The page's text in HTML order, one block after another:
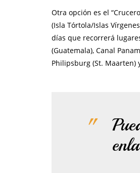
Otra opción es el
(Isla Tórtola/Islas
días que recorrerá
(Guatemala), Canal
Philipsburg (St. Maarten)